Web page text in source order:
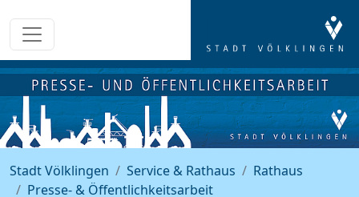
Stadt Völklingen Service & Rathaus
Rathaus
Presse- & Öffentlichkeitsarbeit